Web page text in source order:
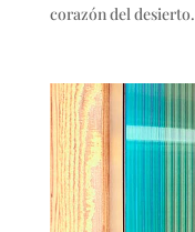
corazón del desierto.